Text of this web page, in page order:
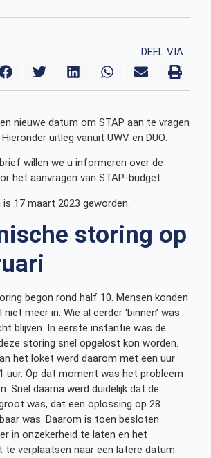
DEEL VIA
nieuwe datum om STAP aan te vragen
uitleg vanuit UWV en DUO:
willen we u informeren over de
het aanvragen van STAP-budget.
17 maart 2023 geworden.
storing op
begon rond half 10. Mensen konden
meer in. Wie al eerder ‘binnen’ was
blijven. In eerste instantie was de
storing snel opgelost kon worden.
het loket werd daarom met een uur
uur. Op dat moment was het probleem
Snel daarna werd duidelijk dat de
was, dat een oplossing op 28
was. Daarom is toen besloten
in onzekerheid te laten en het
te verplaatsen naar een latere datum.